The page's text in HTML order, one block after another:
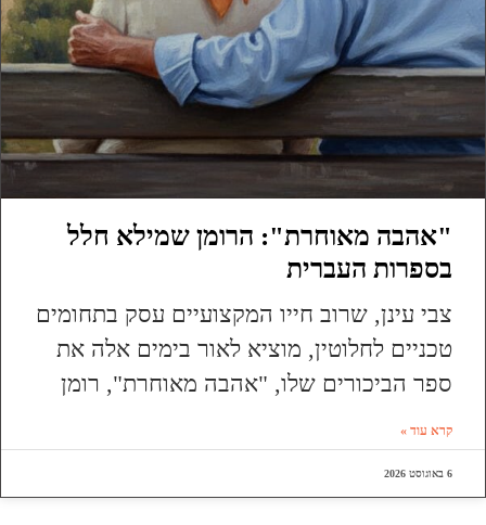
"אהבה מאוחרת": הרומן שמילא חלל
בספרות העברית
צבי עינן, שרוב חייו המקצועיים עסק בתחומים
טכניים לחלוטין, מוציא לאור בימים אלה את
ספר הביכורים שלו, "אהבה מאוחרת", רומן
קרא עוד »
6 באוגוסט 2026